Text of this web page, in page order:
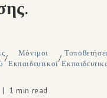
/
Μόνιμοι
Εκπαιδευτικοί
/
1 min read